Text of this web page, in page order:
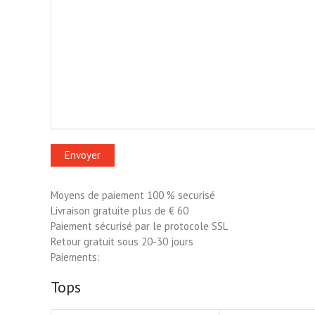
Moyens de paiement 100 % securisé
Livraison gratuite plus de € 60
Paiement sécurisé par le protocole SSL
Retour gratuit sous 20-30 jours
Paiements:
Tops